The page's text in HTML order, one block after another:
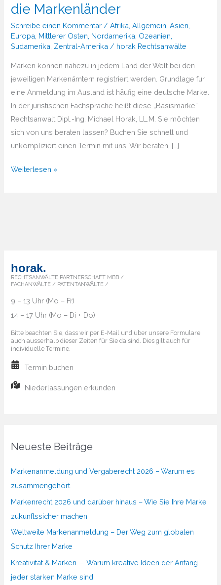
die Markenländer
Schreibe einen Kommentar /Afrika ,Allgemein ,Asien
Europa Mittlerer Osten Nordamerika Ozeanien
Südamerika Zentral-Amerika / horak Rechtsanwälte
Marken können nahezu in jedem Land der Welt bei den
jeweiligen Markenämtern registriert werden. Grundlage für
eine Anmeldung im Ausland ist häufig eine deutsche Marke.
In der juristischen Fachsprache heißt diese „Basismarke“.
Rechtsanwalt Dipl.-Ing. Michael Horak, LL.M. Sie möchten
sich von uns beraten lassen? Buchen Sie schnell und
unkompliziert einen Termin mit uns. Wir beraten, […]
Von
die
Markenländer
Weiterlesen »
horak.
RECHTSANWÄLTE PARTNERSCHAFT MBB /
FACHANWÄLTE / PATENTANWÄLTE /
9 – 13 Uhr (Mo – Fr)
14 – 17 Uhr (Mo – Di + Do)
Bitte beachten Sie, dass wir per E-Mail und über unsere Formulare
auch ausserhalb dieser Zeiten für Sie da sind. Dies gilt auch für
individuelle Termine.
Termin buchen
Niederlassungen erkunden
Neueste Beiträge
Markenanmeldung und Vergaberecht 2026 – Warum es
zusammengehört
Markenrecht 2026 und darüber hinaus – Wie Sie Ihre Marke
zukunftssicher machen
Weltweite Markenanmeldung – Der Weg zum globalen
Schutz Ihrer Marke
Kreativität & Marken — Warum kreative Ideen der Anfang
jeder starken Marke sind